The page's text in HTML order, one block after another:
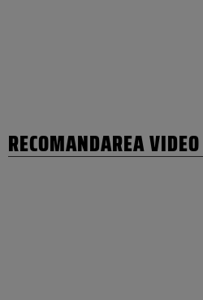
RECOMANDAREA VIDEO